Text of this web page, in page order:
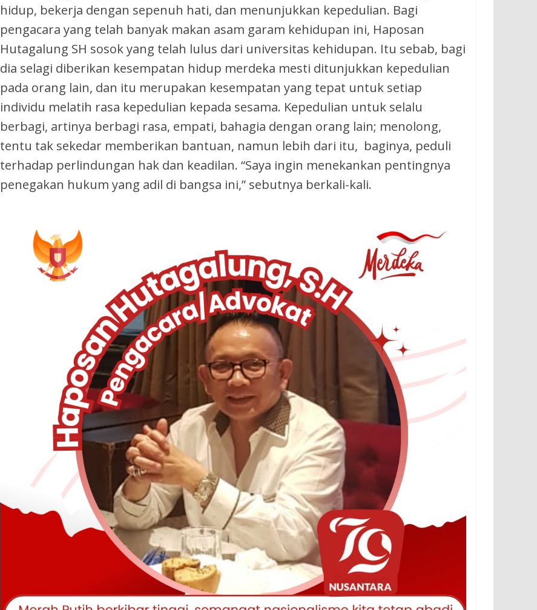
hidup, bekerja dengan sepenuh hati, dan menunjukkan kepedulian. Bagi
pengacara yang telah banyak makan asam garam kehidupan ini, Haposan
Hutagalung SH sosok yang telah lulus dari universitas kehidupan. Itu sebab, bagi
dia selagi diberikan kesempatan hidup merdeka mesti ditunjukkan kepedulian
pada orang lain, dan itu merupakan kesempatan yang tepat untuk setiap
individu melatih rasa kepedulian kepada sesama. Kepedulian untuk selalu
berbagi, artinya berbagi rasa, empati, bahagia dengan orang lain; menolong,
tentu tak sekedar memberikan bantuan, namun lebih dari itu, baginya, peduli
terhadap perlindungan hak dan keadilan. “Saya ingin menekankan pentingnya
penegakan hukum yang adil di bangsa ini,” sebutnya berkali-kali.